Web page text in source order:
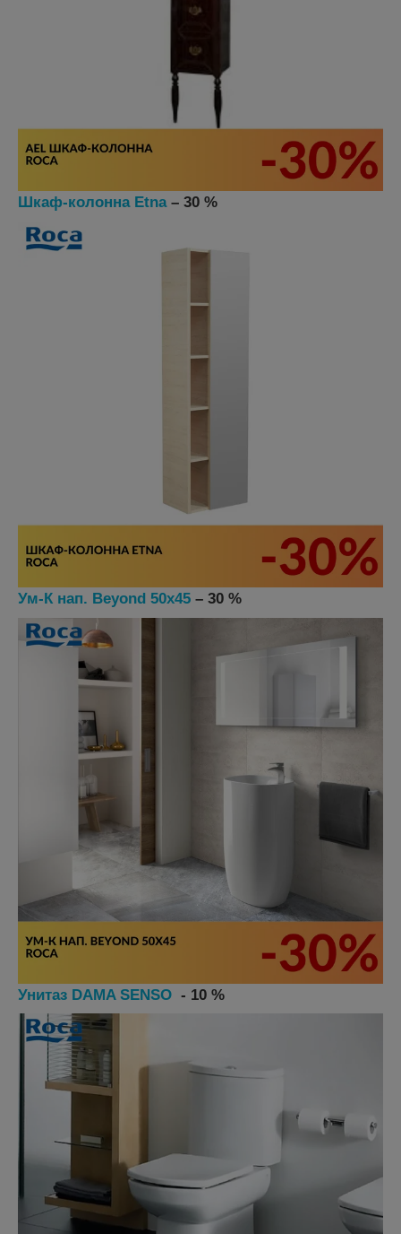
Шкаф-колонна Etna– 30 %
Ум-К нап. Beyond 50x45 – 30 %
Унитаз DAMA SENSO - 10 %